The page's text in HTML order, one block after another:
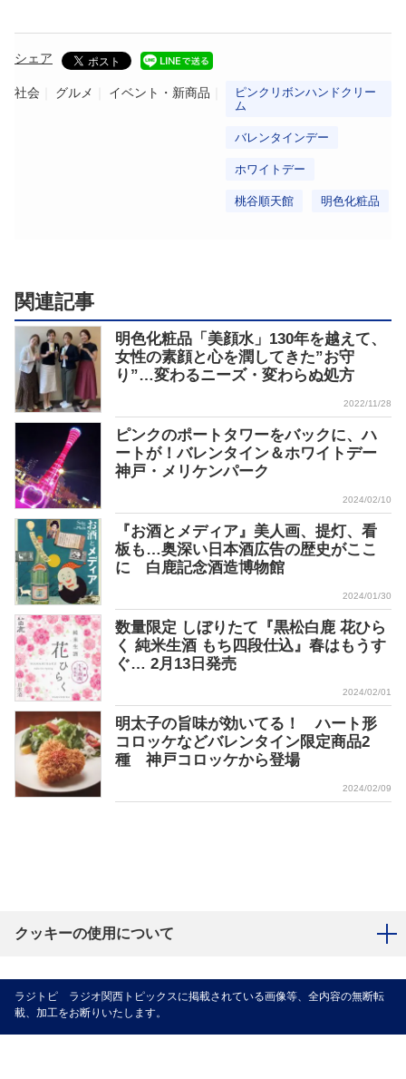
シェア
社会 グルメ イベント・新商品
ピンクリボンハンドクリー
ム
バレンタインデー
ホワイトデー
桃谷順天館 明色化粧品
関連記事
明色化粧品「美顔水」130年を越えて、
女性の素顔と心を潤してきた”お守
り”…変わるニーズ・変わらぬ処方
2022/11/28
ピンクのポートタワーをバックに、ハ
ートが！バレンタイン＆ホワイトデー
神戸・メリケンパーク
2024/02/10
『お酒とメディア』美人画、提灯、看
板も…奥深い日本酒広告の歴史がここ
に 白鹿記念酒造博物館
2024/01/30
数量限定 しぼりたて『黒松白鹿 花ひら
く 純米生酒 もち四段仕込』春はもうす
ぐ… 2月13日発売
2024/02/01
明太子の旨味が効いてる！ ハート形
コロッケなどバレンタイン限定商品2
種 神戸コロッケから登場
2024/02/09
クッキーの使用について
ラジトピ ラジオ関西トピックスに掲載されている画像等、全内容の無断転
載、加工をお断りいたします。